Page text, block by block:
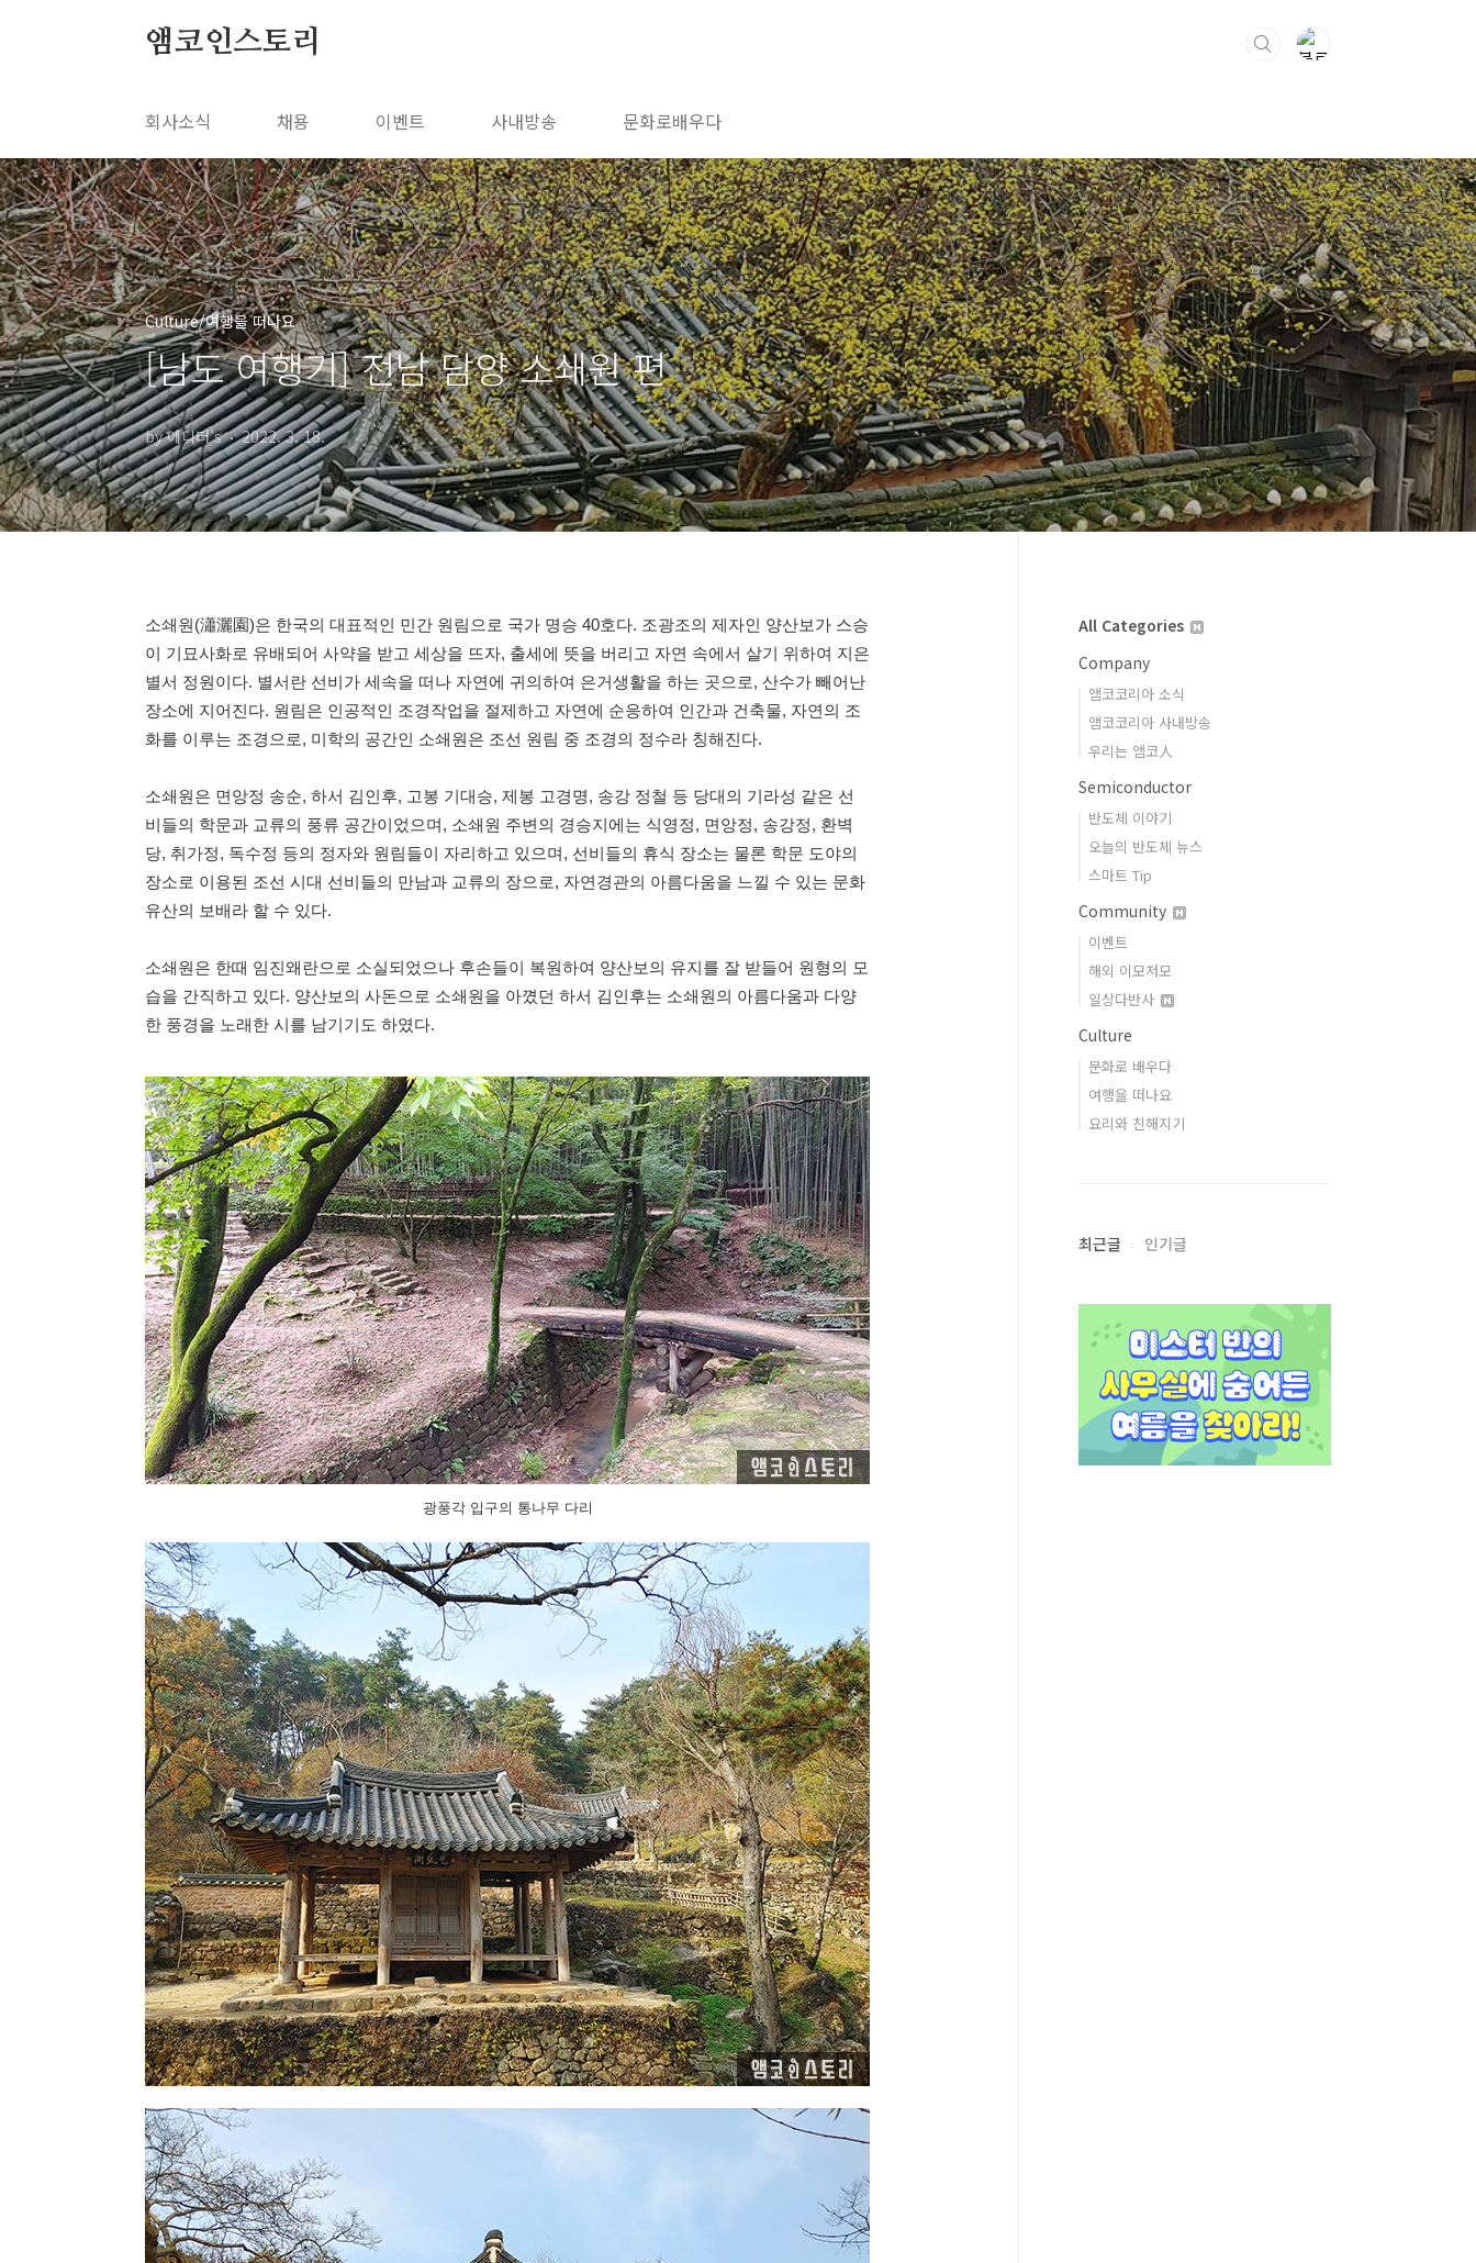
앰코인스토리
회사소식 채용 이벤트 사내방송 문화로배우다
Culture/여행을 떠나요
[남도 여행기] 전남 담양 소쇄원 편
by 에디터's 2022. 3. 18.
소쇄원(瀟灑園)은 한국의 대표적인 민간 원림으로 국가 명승 40호다. 조광조의 제자인 양산보가 스승
이 기묘사화로 유배되어 사약을 받고 세상을 뜨자, 출세에 뜻을 버리고 자연 속에서 살기 위하여 지은
별서 정원이다. 별서란 선비가 세속을 떠나 자연에 귀의하여 은거생활을 하는 곳으로, 산수가 빼어난
장소에 지어진다. 원림은 인공적인 조경작업을 절제하고 자연에 순응하여 인간과 건축물, 자연의 조
화를 이루는 조경으로, 미학의 공간인 소쇄원은 조선 원림 중 조경의 정수라 칭해진다.
소쇄원은 면앙정 송순, 하서 김인후, 고봉 기대승, 제봉 고경명, 송강 정철 등 당대의 기라성 같은 선
비들의 학문과 교류의 풍류 공간이었으며, 소쇄원 주변의 경승지에는 식영정, 면앙정, 송강정, 환벽
당, 취가정, 독수정 등의 정자와 원림들이 자리하고 있으며, 선비들의 휴식 장소는 물론 학문 도야의
장소로 이용된 조선 시대 선비들의 만남과 교류의 장으로, 자연경관의 아름다움을 느낄 수 있는 문화
유산의 보배라 할 수 있다.
소쇄원은 한때 임진왜란으로 소실되었으나 후손들이 복원하여 양산보의 유지를 잘 받들어 원형의 모
습을 간직하고 있다. 양산보의 사돈으로 소쇄원을 아꼈던 하서 김인후는 소쇄원의 아름다움과 다양
한 풍경을 노래한 시를 남기기도 하였다.
광풍각 입구의 통나무 다리
All Categories
Company
앰코코리아 소식
앰코코리아 사내방송
우리는 앰코人
Semiconductor
반도체 이야기
오늘의 반도체 뉴스
스마트 Tip
Community
이벤트
해외 이모저모
일상다반사
Culture
문화로 배우다
여행을 떠나요
요리와 친해지기
최근글 인기글